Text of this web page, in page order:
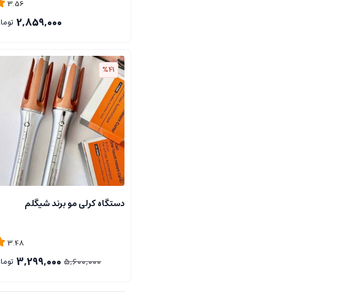
3.56
2,859,000
%41
دستگاه کرلی مو برند شیگلم
3.48
5,600,000
3,299,000